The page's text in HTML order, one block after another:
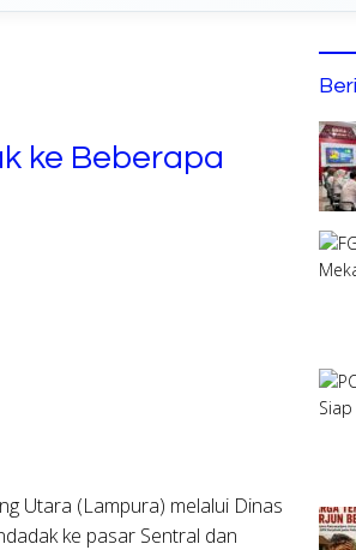
ke Beberapa
Utara (Lampura) melalui Dinas
ke pasar Sentral dan